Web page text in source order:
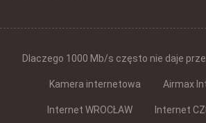
Dlaczego 1000 Mb/s często nie daje
Kamera internetowa Airmax
Internet WROCŁAW Internet